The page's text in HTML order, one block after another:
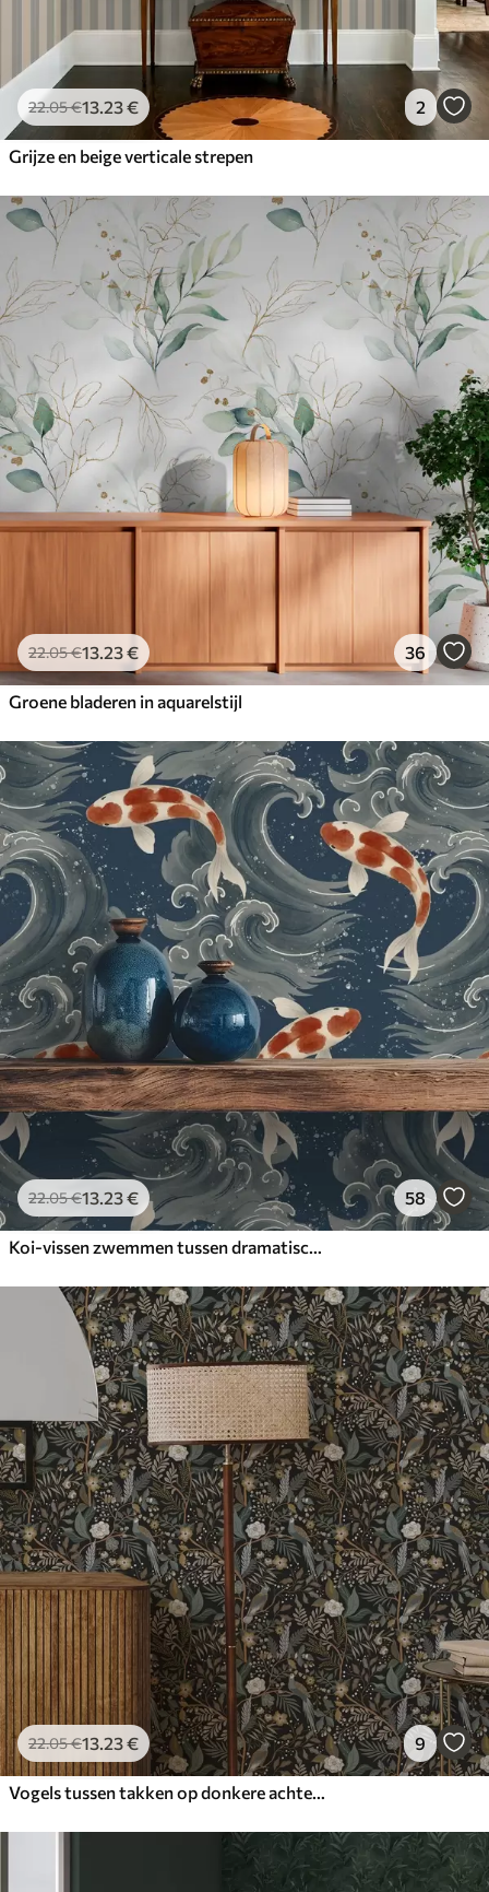
22.05€13.23€ 2
Grijze en beige verticale strepen
22.05€13.23€ 36
Groene bladeren in aquarelstijl
22.05€13.23€ 58
Koi-vissen zwemmen tussen dramatische oceaangolven
22.05€13.23€ 9
Vogels tussen takken op donkere achtergrond